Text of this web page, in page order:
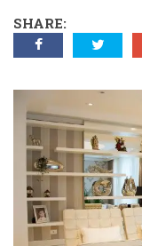
SHARE: